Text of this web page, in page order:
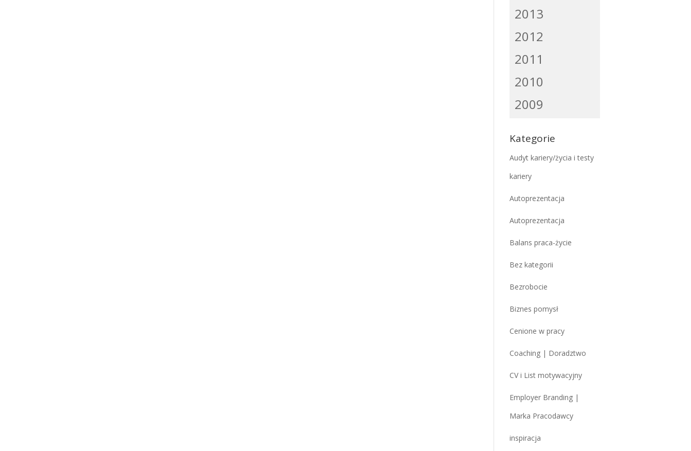
2013
2012
2011
2010
2009
Kategorie
Audyt kariery/życia i testy
kariery
Autoprezentacja
Autoprezentacja
Balans praca-życie
Bez kategorii
Bezrobocie
Biznes pomysł
Cenione w pracy
Coaching | Doradztwo
CV i List motywacyjny
Employer Branding |
Marka Pracodawcy
inspiracja